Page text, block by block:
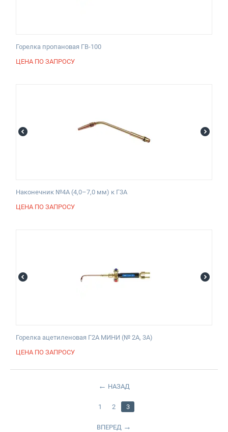
Горелка пропановая ГВ-100
ЦЕНА ПО ЗАПРОСУ
Наконечник №4А (4,0–7,0 мм) к Г3А
ЦЕНА ПО ЗАПРОСУ
Горелка ацетиленовая Г2А МИНИ (№ 2А, 3А)
ЦЕНА ПО ЗАПРОСУ
НАЗАД
1 2 3
ВПЕРЕД